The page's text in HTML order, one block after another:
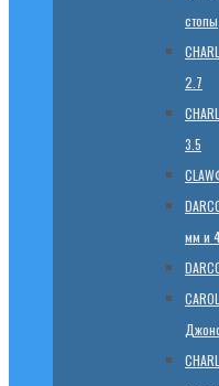
стопы
2.7
3.5
мм и